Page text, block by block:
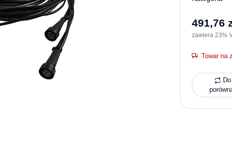
491,76
zawiera 23%
Towar na